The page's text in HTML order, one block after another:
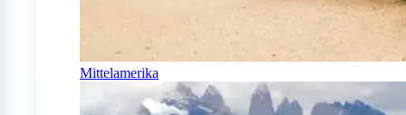
Mittelamerika